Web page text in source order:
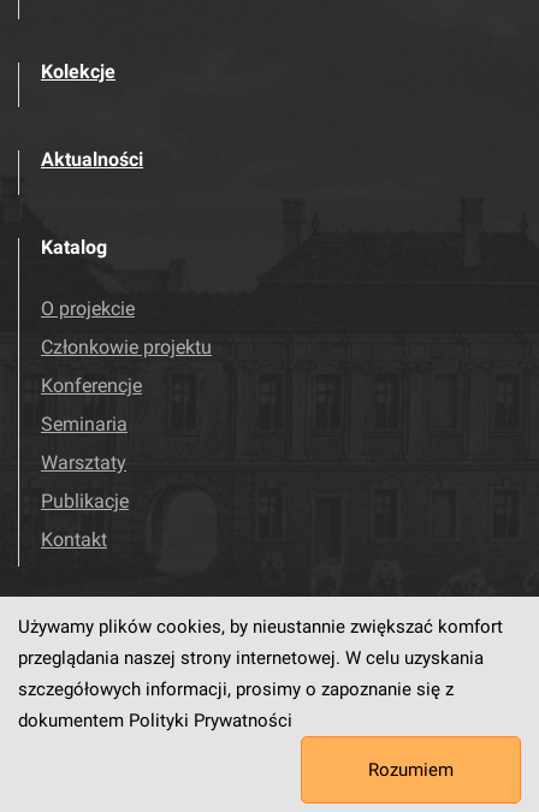
Kolekcje
Aktualności
Katalog
O projekcie
Członkowie projektu
Konferencje
Seminaria
Warsztaty
Publikacje
Kontakt
Odwiedź nas! Facebook
Używamy plików cookies, by nieustannie zwiększać komfort
przeglądania naszej strony internetowej. W celu uzyskania
szczegółowych informacji, prosimy o zapoznanie się z
dokumentem Polityki Prywatności
Rozumiem